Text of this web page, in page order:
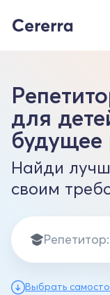
для
будущее
Найди
своим
Репетитор:
Выбрать